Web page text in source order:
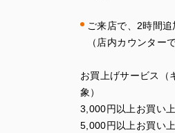
ご来店で、 2時間追
（店内カウンター
お買上げサービス（
象）
3 000円以上お買い上
5 000円以上お買い